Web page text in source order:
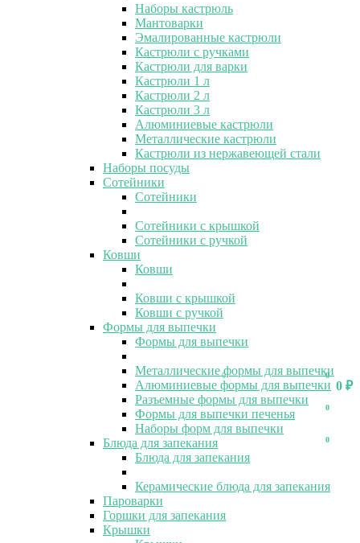
0
0 ₽
0
0
0
Наборы кастрюль
Мантоварки
Эмалированные кастрюли
Кастрюли с ручками
Кастрюли для варки
Кастрюли 1 л
Кастрюли 2 л
Кастрюли 3 л
Алюминиевые кастрюли
Металлические кастрюли
Кастрюли из нержавеющей стали
Наборы посуды
Сотейники
Сотейники
Сотейники с крышкой
Сотейники с ручкой
Ковши
Ковши
Ковши с крышкой
Ковши с ручкой
Формы для выпечки
Формы для выпечки
Металлические формы для выпечки
Алюминиевые формы для выпечки
Разъемные формы для выпечки
Формы для выпечки печенья
Наборы форм для выпечки
Блюда для запекания
Блюда для запекания
Керамические блюда для запекания
Пароварки
Горшки для запекания
Крышки